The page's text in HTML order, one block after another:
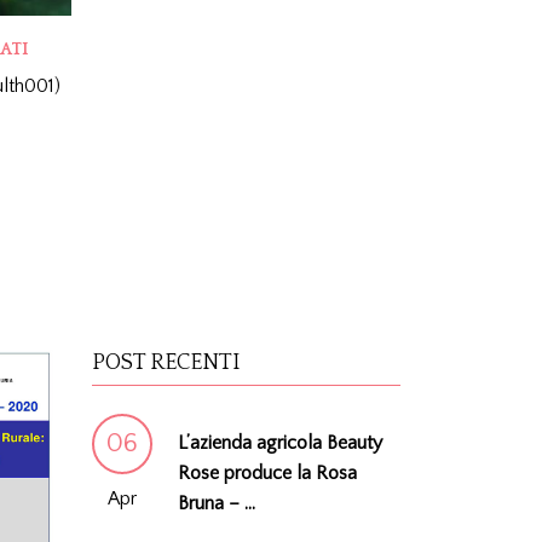
POST RECENTI
06
Apr
L’azienda agricola Beauty
Rose produce la Rosa
Bruna – ...